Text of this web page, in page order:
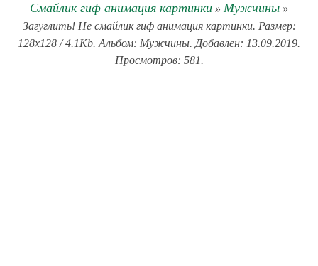
Смайлик гиф анимация картинки » Мужчины »
Загуглить! Не смайлик гиф анимация картинки. Размер:
128x128 / 4.1Kb. Альбом: Мужчины. Добавлен: 13.09.2019.
Просмотров: 581.